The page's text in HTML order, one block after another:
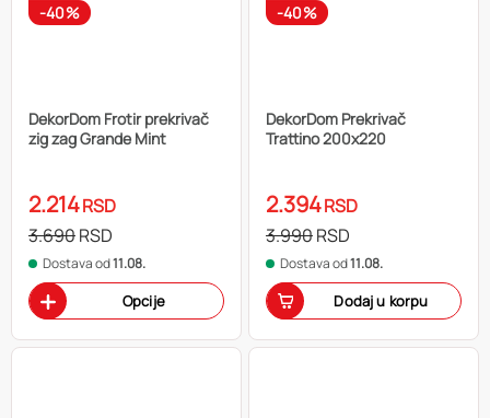
-40%
DekorDom Frotir prekrivač
zig zag Grande Mint
2.214RSD
3.690RSD
Dostava od11.08.
Opcije
-40%
DekorDom Prekrivač
Trattino 200x220
2.394RSD
3.990RSD
Dostava od11.08.
Dodaj u korpu